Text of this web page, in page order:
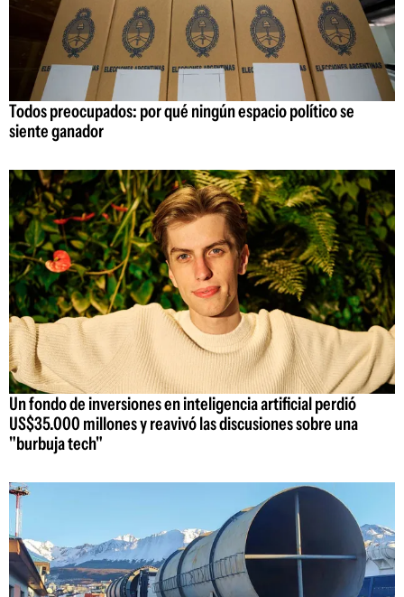
Todos preocupados: por qué ningún espacio político se
siente ganador
Un fondo de inversiones en inteligencia artificial perdió
US$35.000 millones y reavivó las discusiones sobre una
"burbuja tech"